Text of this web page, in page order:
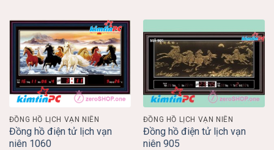
ĐỒNG HỒ LỊCH VẠN NIÊN
Đồng hồ điện tử lịch vạn
niên 1060
ĐỒNG HỒ LỊCH VẠN NIÊN
Đồng hồ điện tử lịch vạn
niên 905